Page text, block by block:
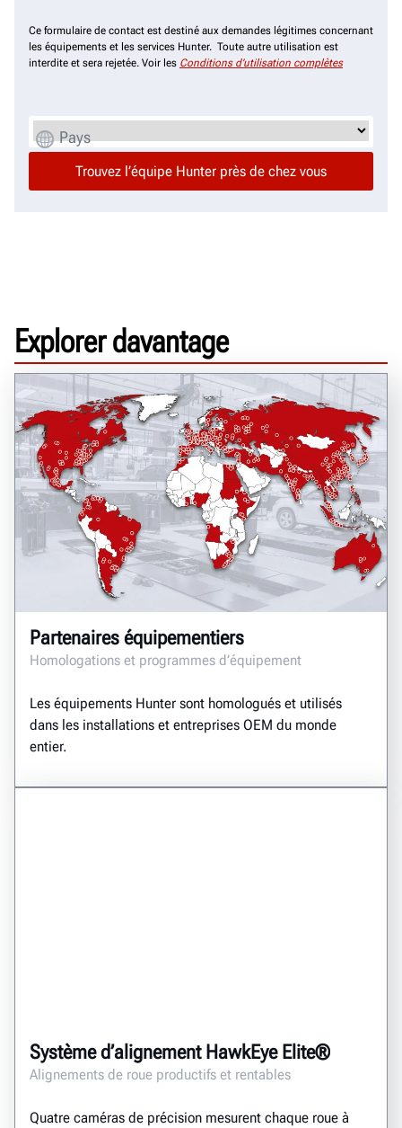
Ce formulaire de contact est destiné aux demandes légitimes concernant
les équipements et les services Hunter. Toute autre utilisation est
interdite et sera rejetée. Voir les Conditions d’utilisation complètes
Pays
Explorer davantage
Partenaires équipementiers
Homologations et programmes d’équipement
Les équipements Hunter sont homologués et utilisés
dans les installations et entreprises OEM du monde
entier.
Système d’alignement HawkEye Elite®
Alignements de roue productifs et rentables
Quatre caméras de précision mesurent chaque roue à